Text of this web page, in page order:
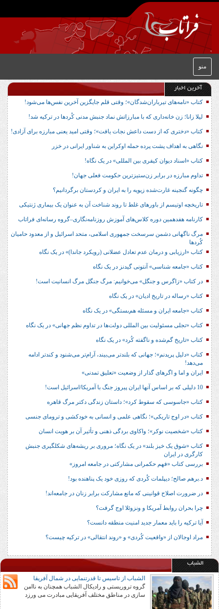
منو
آخرین اخبار
کتاب «نامه‌های تیرباران‌شدگان»؛ وقتی قلم جایگزین آخرین نفس‌ها می‌شود!
لیلا زانا؛ زن خانه‌داری که با مبارزاتش نماد جنبش مدنی کُردها در ترکیه شد!
کتاب «دختری که از دست داعش نجات یافت»؛ وقتی امید یعنی مبارزه برای آزادی!
نگاهی به اهداف پشت پرده حمله اوکراین به شناور ایرانی در خزر
کتاب «اسناد دیوان کیفری بین المللی» در یک نگاه!
تداوم مبارزه در برابر زن‌ستیزترین حکومت فعلی جهان!
چگونه گنجینه غارت‌شده زیویه را به ایران و کردستان برگردانیم؟
تاریخچه اوتیسم از باورهای غلط تا روند شناخت آن به عنوان یک بیماری ژنتیکی
کارنامه هفدهمین دوره کلاس‌های آموزش روزنامه‌نگاری–گروه رسانه‌ای فراتاب
مرگ ناگهانی دشمن سرسخت جمهوری اسلامی، متحد اسرائیل و از معدود حامیان
کُردها
کتاب «ارزیابی و درمان عدم تعادل عضلانی (رویکرد جاندا)» در یک نگاه
کتاب «جامعه شناسی» آنتونی گیدنز در یک نگاه
در کتاب «زاگرس و جنگل» می‌خوانیم: مرگ جنگل مرگ انسانیت است!
کتاب «رساله در تاریخ ادیان» در یک نگاه
کتاب «جامعه ایران و مسئله هم‌بستگی» در یک نگاه
کتاب «تجلی مسئولیت بین المللی دولت‌ها در تداوم نظم جهانی» در یک نگاه
کتاب «تاریخ گم‌شده و ناگفته کُرد» در یک نگاه
کتاب «دلیل پریدنم»؛ جهانی که بلندتر می‌بیند، آرام‌تر می‌شنود و کندتر ادامه
می‌دهد!
ایران و اما و اگرهای گذار از وضعیت «تعلیق تمدنی»
10 دلیلی که بر اساس آنها ایران پیروز جنگ با آمریکا/اسرائیل است!
کتاب «جاسوسی که سقوط کرد»؛ داستان زندگی دکتر مرگ قاهره
کتاب «در اوج تاریکی»؛ نگاهی علمی و انسانی به خودکشی و ترومای جنسی
کتاب «شخصیت نوکر»؛ واکاوی بردگی ذهنی و تأثیر آن بر هویت انسان
کتاب «شوق یک خیز بلند» در یک نگاه؛ مروری بر ریشه‌های شکل‎گیری جنبش
کارگری در ایران
بررسی کتاب «فهم حکمرانی مشارکتی در جامعه امروز»
د.برهم صالح؛ دیپلمات کُردی که روزی خود یک پناهنده بود!
در ضرورت اصلاح قوانینی که مانع مشارکت برابر زنان در جامعه‌اند!
چرا بحران روابط آمریکا و ونزوئلا اوج گرفت؟
آیا ترکیه را باید معمار جدید امنیت منطقه دانست؟
مراد اوجالان از «واقعیت کُردی» و «روند انتقالی» در ترکیه چیست؟
الشباب
الشباب از تاسیس تا قدرتنمایی در شمال آفریقا
گروه تروریستی و رادیکال الشباب همچنان به ناامن
سازی در مناطق مختلف آفریقایی مبادرت می ورزد